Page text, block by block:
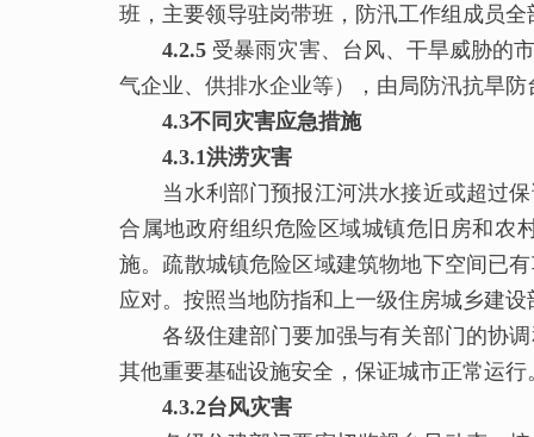
班，主要领导驻岗带班，防汛工作组成员
4.2.5 受暴雨灾害、台风、干旱威胁的
气企业、供排水企业等），由局防汛抗旱
4.3不同灾害应急措施
4.3.1洪涝灾害
当水利部门预报江河洪水接近或超过保
合属地政府组织危险区域城镇危旧房和农
施。疏散城镇危险区域建筑物地下空间已
应对。按照当地防指和上一级住房城乡建
各级住建部门要加强与有关部门的协调
其他重要基础设施安全，保证城市正常运行
4.3.2台风灾害